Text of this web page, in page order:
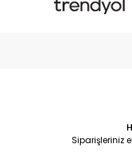
Siparişleriniz